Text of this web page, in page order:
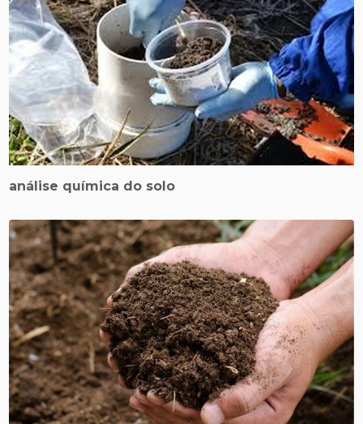
análise química do solo